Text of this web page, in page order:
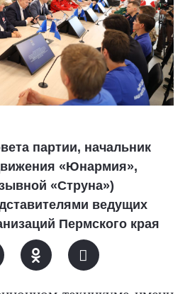
партии, начальник
«Юнармия»,
«Струна»)
ведущих
Пермского края